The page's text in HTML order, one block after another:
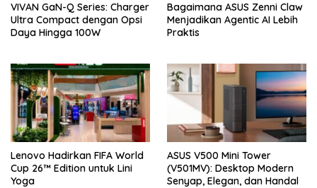
VIVAN GaN-Q Series: Charger
Ultra Compact dengan Opsi
Daya Hingga 100W
Bagaimana ASUS Zenni Claw
Menjadikan Agentic AI Lebih
Praktis
Lenovo Hadirkan FIFA World
Cup 26™ Edition untuk Lini
Yoga
ASUS V500 Mini Tower
(V501MV): Desktop Modern
Senyap, Elegan, dan Handal